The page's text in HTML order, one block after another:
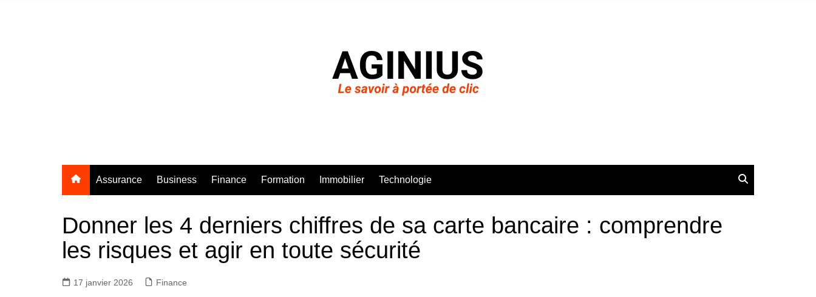
Assurance Business Finance Formation Immobilier Technologie
Donner les 4 derniers chiffres de sa carte bancaire : comprendre
les risques et agir en toute sécurité
17 janvier 2026 Finance